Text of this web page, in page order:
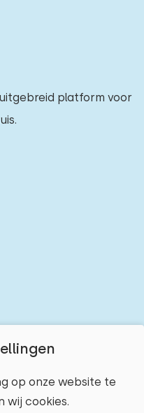
op onze website te
wij cookies.
platform voor
merk)